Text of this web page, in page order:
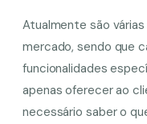
Atualmente são
mercado, sendo que
funcionalidades
apenas oferecer ao
necessário saber o